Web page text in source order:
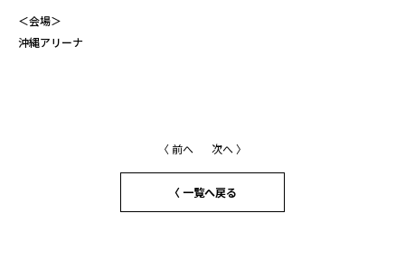
＜会場＞
沖縄アリーナ
〈 前へ 次へ 〉
〈 一覧へ戻る